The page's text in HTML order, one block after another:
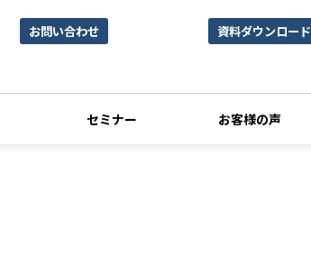
お問い合わせ 資料ダウンロード
セミナー お客様の声